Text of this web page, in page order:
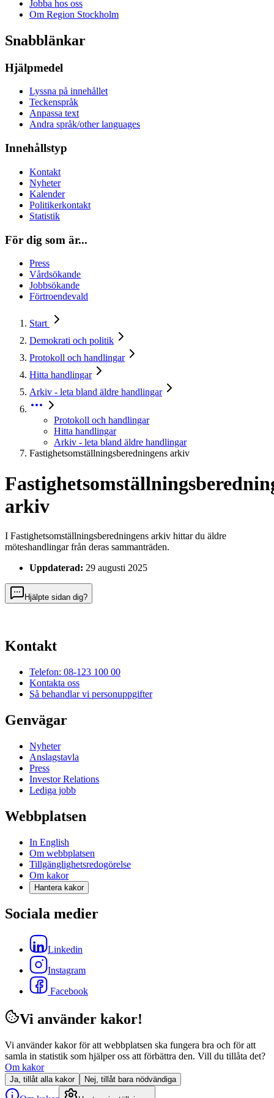
Jobba hos oss
Om Region Stockholm
Snabblänkar
Hjälpmedel
Lyssna på innehållet
Teckenspråk
Anpassa text
Andra språk/other languages
Innehållstyp
Kontakt
Nyheter
Kalender
Politikerkontakt
Statistik
För dig som är...
Press
Vårdsökande
Jobbsökande
Förtroendevald
Start
Demokrati och politik
Protokoll och handlingar
Hitta handlingar
Arkiv - leta bland äldre handlingar
Protokoll och handlingar
Hitta handlingar
Arkiv - leta bland äldre handlingar
Fastighetsomställningsberedningens arkiv
arkiv
I Fastighetsomställningsberedningens arkiv hittar du äldre
möteshandlingar från deras sammanträden.
Uppdaterad: 29 augusti 2025
Hjälpte sidan dig?
Kontakt
Telefon: 08-123 100 00
Kontakta oss
Så behandlar vi personuppgifter
Genvägar
Nyheter
Anslagstavla
Press
Investor Relations
Lediga jobb
Webbplatsen
In English
Om webbplatsen
Tillgänglighetsredogörelse
Om kakor
Hantera kakor
Sociala medier
Linkedin
Instagram
Facebook
Vi använder kakor!
Vi använder kakor för att webbplatsen ska fungera bra och för att
samla in statistik som hjälper oss att förbättra den. Vill du tillåta det?
Om kakor
Ja, tillåt alla kakor Nej, tillåt bara nödvändiga